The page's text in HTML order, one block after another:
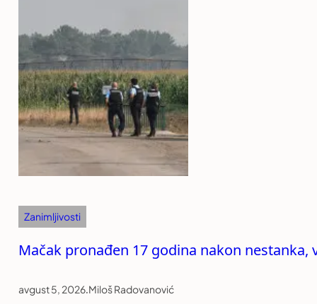
Zanimljivosti
Mačak pronađen 17 godina nakon nestanka,
avgust 5, 2026.Miloš Radovanović